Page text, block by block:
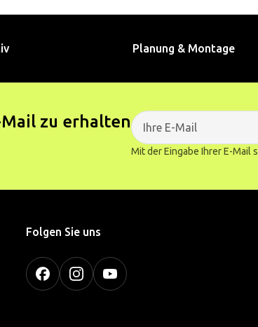
Planung & Montage
zu erhalten
Mit der Eingabe Ihrer E-Mail
Folgen Sie uns